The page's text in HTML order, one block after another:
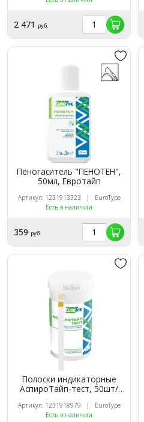
2 471 руб.
Пеногаситель "ПЕНОТЕН",
50мл, Евротайп
Артикул: 1231913323 | EuroType
Есть в наличии
359 руб.
Полоски индикаторные
АспироТайп-тест, 50шт/
Артикул: 1231918979 | EuroType
Есть в наличии